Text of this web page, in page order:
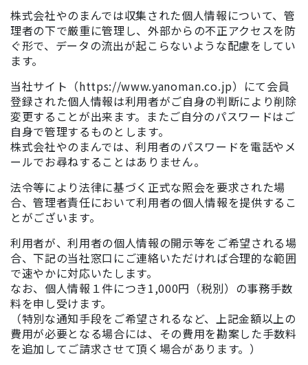
株式会社やのまんでは収集された個人情報について、管
理者の下で厳重に管理し、外部からの不正アクセスを防
ぐ形で、データの流出が起こらないような配慮をしてい
ます。
当社サイト（https://www.yanoman.co.jp）にて会員
登録された個人情報は利用者がご自身の判断により削除
変更することが出来ます。またご自分のパスワードはご
自身で管理するものとします。
株式会社やのまんでは、利用者のパスワードを電話やメ
ールでお尋ねすることはありません。
法令等により法律に基づく正式な照会を要求された場
合、管理者責任において利用者の個人情報を提供するこ
とがございます。
利用者が、利用者の個人情報の開示等をご希望される場
合、下記の当社窓口にご連絡いただければ合理的な範囲
で速やかに対応いたします。
なお、個人情報１件につき1,000円（税別）の事務手数
料を申し受けます。
（特別な通知手段をご希望されるなど、上記金額以上の
費用が必要となる場合には、その費用を勘案した手数料
を追加してご請求させて頂く場合があります。）